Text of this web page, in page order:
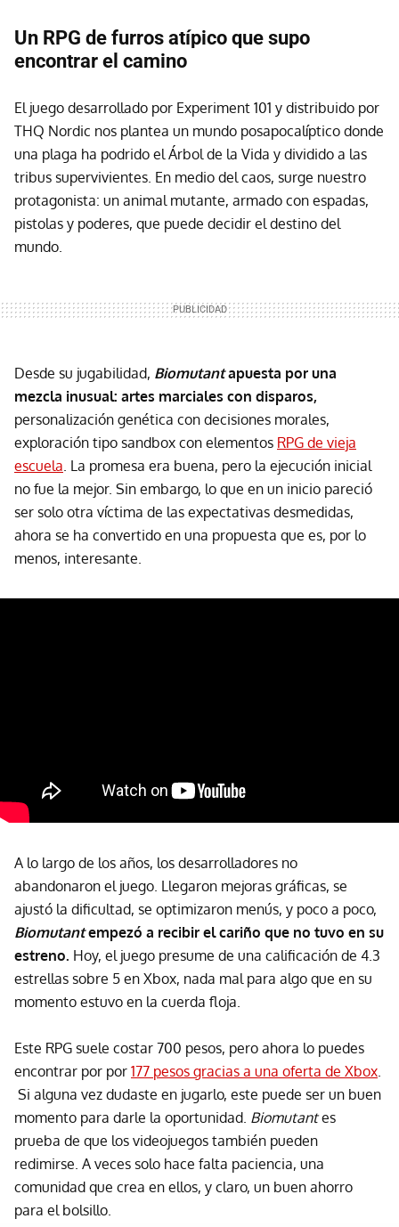
Un RPG de furros atípico que supo
encontrar el camino
El juego desarrollado por Experiment 101 y distribuido por
THQ Nordic nos plantea un mundo posapocalíptico donde
una plaga ha podrido el Árbol de la Vida y dividido a las
tribus supervivientes. En medio del caos, surge nuestro
protagonista: un animal mutante, armado con espadas,
pistolas y poderes, que puede decidir el destino del
mundo.
Desde su jugabilidad, Biomutantapuesta por una
mezcla inusual: artes marciales con disparos,
personalización genética con decisiones morales,
exploración tipo sandbox con elementos RPG de vieja
escuela. La promesa era buena, pero la ejecución inicial
no fue la mejor. Sin embargo, lo que en un inicio pareció
ser solo otra víctima de las expectativas desmedidas,
ahora se ha convertido en una propuesta que es, por lo
menos, interesante.
A lo largo de los años, los desarrolladores no
abandonaron el juego. Llegaron mejoras gráficas, se
ajustó la dificultad, se optimizaron menús, y poco a poco,
Biomutantempezó a recibir el cariño que no tuvo en su
estreno. Hoy, el juego presume de una calificación de 4.3
estrellas sobre 5 en Xbox, nada mal para algo que en su
momento estuvo en la cuerda floja.
Este RPG suele costar 700 pesos, pero ahora lo puedes
encontrar por por 177 pesos gracias a una oferta de Xbox.
Si alguna vez dudaste en jugarlo, este puede ser un buen
momento para darle la oportunidad. Biomutantes
prueba de que los videojuegos también pueden
redimirse. A veces solo hace falta paciencia, una
comunidad que crea en ellos, y claro, un buen ahorro
para el bolsillo.